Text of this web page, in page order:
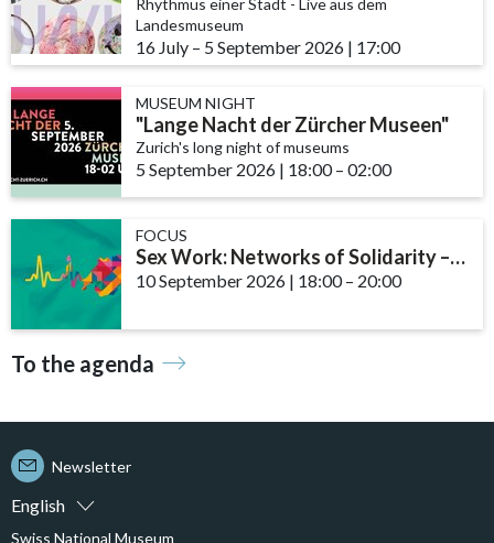
Rhythmus einer Stadt - Live aus dem
Landesmuseum
16 July accessibility.time_to
– 5 September 2026 | 17:00
MUSEUM NIGHT
"Lange Nacht der Zürcher Museen"
Zurich's long night of museums
5 September 2026 | 18:00accessibility.time_to
–02:00
FOCUS
Sex Work: Networks of Solidarity – The Role of Community and Support ...
10 September 2026 | 18:00– 20:00
To the agenda
English
Newsletter
Swiss National Museum